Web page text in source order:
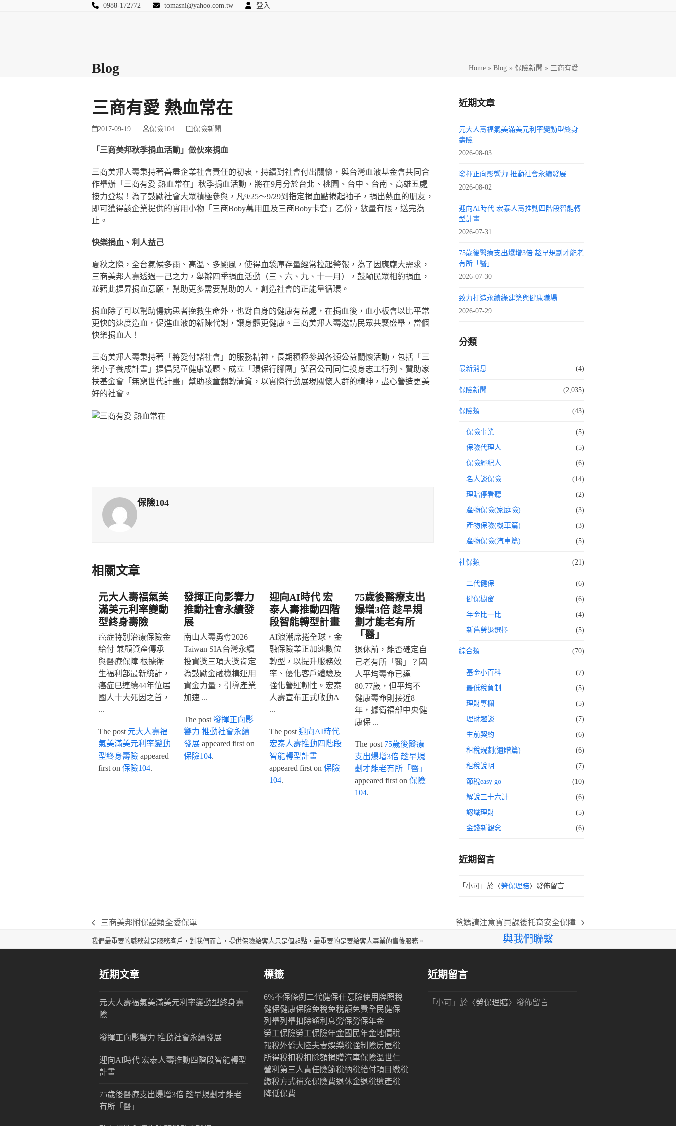
0988-172772 tomasni@yahoo.com.tw 登入
Blog Home » Blog » 保險新聞 » 三商有愛...
三商有愛 熱血常在
2017-09-19 保險104 保險新聞
「三商美邦秋季捐血活動」做伙來捐血
三商美邦人壽秉持著善盡企業社會責任的初衷，持續對社會付出關懷，與台灣血液基金會共同合
作舉辦「三商有愛 熱血常在」秋季捐血活動，將在9月分於台北、桃園、台中、台南、高雄五處
接力登場！為了鼓勵社會大眾積極參與，凡9/25～9/29到指定捐血點捲起袖子，捐出熱血的朋友，
即可獲得該企業提供的實用小物「三商Boby萬用皿及三商Boby卡套」乙份，數量有限，送完為
止。
快樂捐血、利人益己
夏秋之際，全台氣候多雨、高溫、多颱風，使得血袋庫存量經常拉起警報，為了因應龐大需求，
三商美邦人壽透過一己之力，舉辦四季捐血活動（三、六、九、十一月），鼓勵民眾相約捐血，
並藉此提昇捐血意願，幫助更多需要幫助的人，創造社會的正能量循環。
捐血除了可以幫助傷病患者挽救生命外，也對自身的健康有益處，在捐血後，血小板會以比平常
更快的速度造血，促進血液的新陳代謝，讓身體更健康。三商美邦人壽邀請民眾共襄盛舉，當個
快樂捐血人！
三商美邦人壽秉持著「將愛付諸社會」的服務精神，長期積極參與各類公益關懷活動，包括「三
樂小子養成計畫」提倡兒童健康議題、成立「環保行腳團」號召公司同仁投身志工行列、贊助家
扶基金會「無窮世代計畫」幫助孩童翻轉清貧，以實際行動展現關懷人群的精神，盡心營造更美
好的社會。
保險104
相關文章
元大人壽福氣美
滿美元利率變動
型終身壽險
癌症特別治療保險金
給付 兼顧資產傳承
與醫療保障 根據衛
生福利部最新統計，
癌症已連續44年位居
國人十大死因之首，
...
The post 元大人壽福
氣美滿美元利率變動
型終身壽險appeared
first on 保險104.
發揮正向影響力
推動社會永續發
展
南山人壽勇奪2026
Taiwan SIA台灣永續
投資獎三項大獎肯定
為鼓勵金融機構運用
資金力量，引導產業
加速 ...
The post 發揮正向影
響力 推動社會永續
發展appeared first on
保險104.
迎向AI時代 宏
泰人壽推動四階
段智能轉型計畫
AI浪潮席捲全球，金
融保險業正加速數位
轉型，以提升服務效
率、優化客戶體驗及
強化營運韌性。宏泰
人壽宣布正式啟動A
...
The post 迎向AI時代
宏泰人壽推動四階段
智能轉型計畫
appeared first on 保險
104.
75歲後醫療支出
爆增3倍 趁早規
劃才能老有所
「醫」
退休前，能否確定自
己老有所「醫」？國
人平均壽命已達
80.77歲，但平均不
健康壽命則接近8
年，據衛福部中央健
康保 ...
The post 75歲後醫療
支出爆增3倍 趁早規
劃才能老有所「醫」
appeared first on 保險
104.
近期文章
元大人壽福氣美滿美元利率變動型終身
壽險
2026-08-03
發揮正向影響力 推動社會永續發展
2026-08-02
迎向AI時代 宏泰人壽推動四階段智能轉
型計畫
2026-07-31
75歲後醫療支出爆增3倍 趁早規劃才能老
有所「醫」
2026-07-30
致力打造永續綠建築與健康職場
2026-07-29
分類
最新消息 (4)
保險新聞 (2,035)
保險類 (43)
保險事業 (5)
保險代理人 (5)
保險經紀人 (6)
名人談保險 (14)
理賠停看聽 (2)
產物保險(家庭險) (3)
產物保險(機車篇) (3)
產物保險(汽車篇) (5)
社保類 (21)
二代健保 (6)
健保櫥窗 (6)
年金比一比 (4)
新舊勞退選擇 (5)
綜合類 (70)
基金小百科 (7)
最低稅負制 (5)
理財專欄 (5)
理財趣談 (7)
生前契約 (6)
租稅規劃(遺贈篇) (6)
租稅說明 (7)
節稅easy go (10)
解說三十六計 (6)
認識理財 (5)
金錢新觀念 (6)
近期留言
「 小可 」於〈勞保理賠〉發佈留言
previous
post:
三商美邦附保證類全委保單
next
爸媽請注意寶貝課後托育安全保障
我們最重要的職務就是服務客戶，對我們而言，提供保險給客人只是個起點，最重要的是要給客人專業的售後服務。 與我們聯繫
近期文章
元大人壽福氣美滿美元利率變動型終身壽
險
發揮正向影響力 推動社會永續發展
迎向AI時代 宏泰人壽推動四階段智能轉型
計畫
75歲後醫療支出爆增3倍 趁早規劃才能老
有所「醫」
標籤
6%不保條例 二代健保任意險使用牌照稅
健保健康保險免稅免稅額免費全民健保
列舉列舉扣除額利息勞保勞保年金
勞工保險勞工保險年金國民年金地價稅
報稅外僑大陸夫妻娛樂稅強制險房屋稅
所得稅扣稅扣除額捐贈汽車保險溫世仁
營利 第三人責任險節稅納稅給付項目 繳稅
繳稅方式補充保險費退休金退稅遺產稅
降低保費
近期留言
「小可 」於〈勞保理賠〉發佈留言